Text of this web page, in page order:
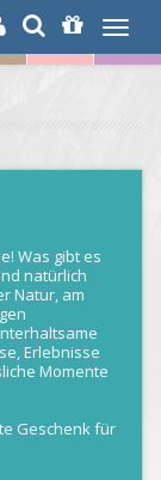
ERLEBNISSUCHE
Was gibt es
natürlich
Natur, am
Erlebnisse
Momente
Geschenk für